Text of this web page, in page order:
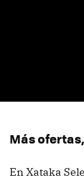
Más
En Xataka